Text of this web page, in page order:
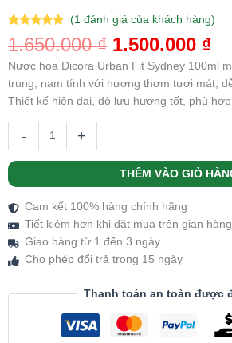
5.00trên 5
dựa trên
1
(1đánh giá của khách hàng)
1.650.000₫ 1.500.000 ₫
Nước hoa Dicora Urban Fit Sydney 100ml
trung, nam tính với hương thơm tươi mát,
Thiết kế hiện đại, độ lưu hương tốt, phù
- +
THÊM VÀO GIỎ
Cam kết 100% hàng chính hãng
Tiết kiệm hơn khi đặt mua trên gian hàng
Giao hàng từ 1 đến 3 ngày
Cho phép đổi trả trong 15 ngày
Thanh toán an toàn được